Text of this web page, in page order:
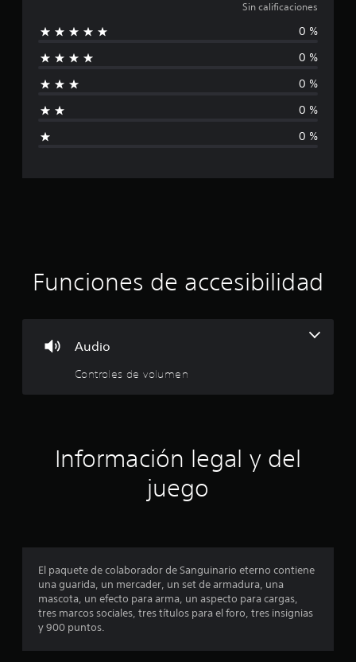
i
n
c
a
f
a
n
s
Sin calificaciones
0 %
0 %
0 %
0 %
0 %
Funciones de accesibilidad
Audio
Controles de volumen
Información legal y del
juego
El paquete de colaborador de Sanguinario eterno contiene
una guarida, un mercader, un set de armadura, una
mascota, un efecto para arma, un aspecto para cargas,
tres marcos sociales, tres títulos para el foro, tres insignias
y 900 puntos.